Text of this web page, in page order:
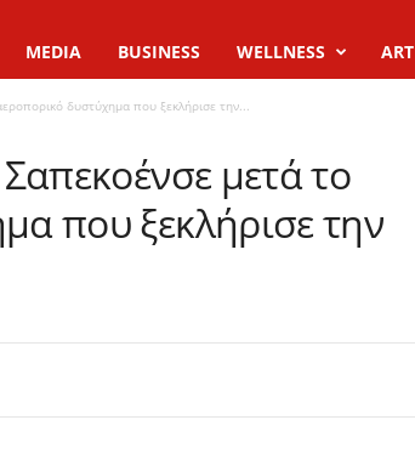
MEDIA BUSINESS WELLNESS ART
δυστύχημα που ξεκλήρισε την...
μετά το
που ξεκλήρισε την